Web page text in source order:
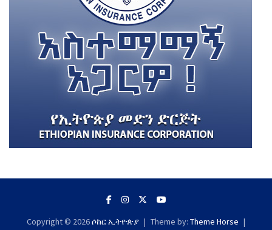
Copyright © 2026ሶከር ኢትዮጵያ Theme by: Theme Horse